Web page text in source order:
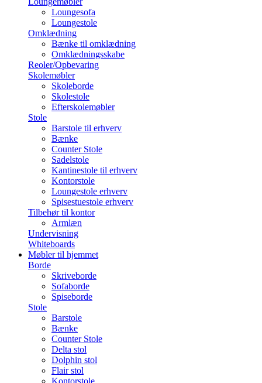
Loungesofa
Loungestole
Omklædning
Bænke til omklædning
Omklædningsskabe
Reoler/Opbevaring
Skolemøbler
Skoleborde
Skolestole
Efterskolemøbler
Stole
Barstole til erhverv
Bænke
Counter Stole
Sadelstole
Kantinestole til erhverv
Kontorstole
Loungestole erhverv
Spisestuestole erhverv
Tilbehør til kontor
Armlæn
Undervisning
Whiteboards
Møbler til hjemmet
Borde
Skriveborde
Sofaborde
Spiseborde
Stole
Barstole
Bænke
Counter Stole
Delta stol
Dolphin stol
Flair stol
Kontorstole